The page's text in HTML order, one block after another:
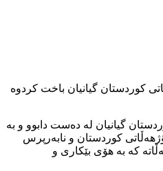
ئینتزامی لە ڕۆژهەڵاتی کوردستان گیانیان باخت کردوە
گیانیان لە دەست دابوو و بە
کوردستان و نابەرپرس
کە بە هۆی بێکاری و